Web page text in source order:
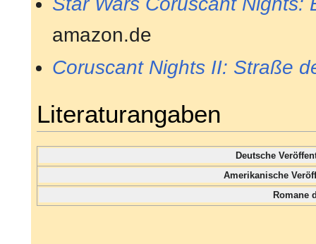
amazon.de
Coruscant Nights II: Straße
Literaturangaben
Deutsche
Amerikanische
Romane